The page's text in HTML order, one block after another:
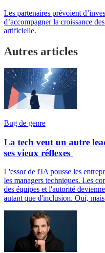
Les partenaires prévoient
d’accompagner la croissance
artificielle.
Autres articles
Bug de genre
La tech veut un autre
ses vieux réflexes
L'essor de l'IA pousse les
les managers techniques. Les
des équipes et l'autorité
autant que d'inclusion. Oui,